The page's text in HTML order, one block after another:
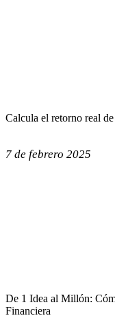
Calcula el retorno real
7 de febrero 2025
De 1 Idea al Millón:
Financiera